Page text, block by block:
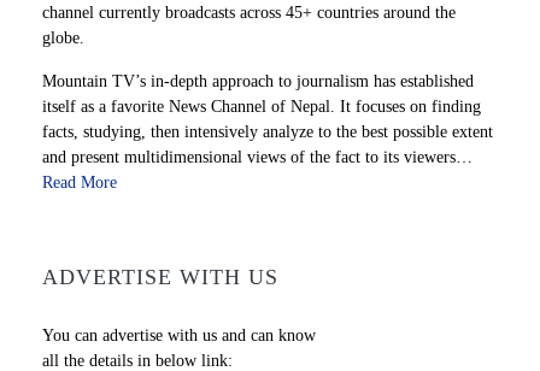
channel currently broadcasts across 45+ countries around the
globe.
Mountain TV’s in-depth approach to journalism has established
itself as a favorite News Channel of Nepal. It focuses on finding
facts, studying, then intensively analyze to the best possible extent
and present multidimensional views of the fact to its viewers…
Read More
ADVERTISE WITH US
You can advertise with us and can know
all the details in below link: